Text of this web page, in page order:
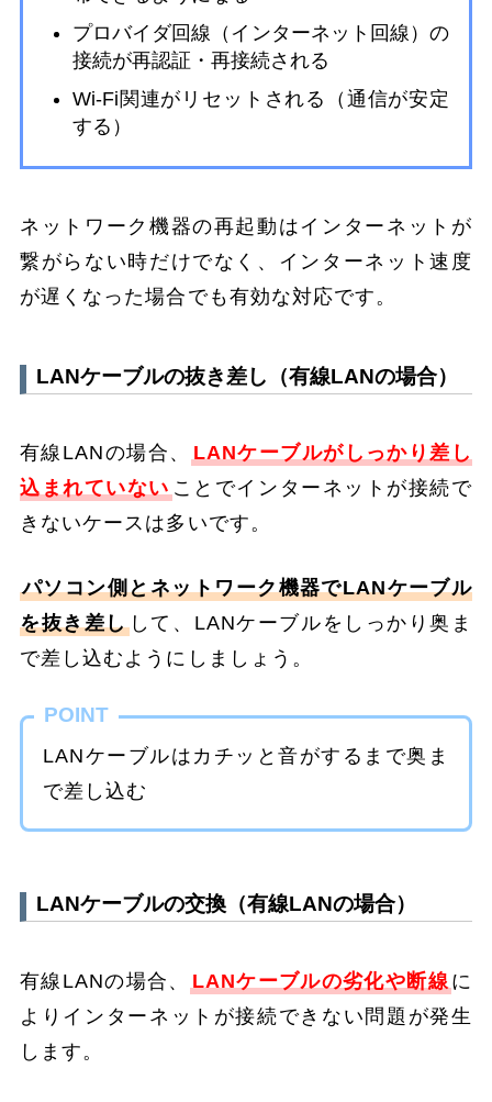
プロバイダ回線（インターネット回線）の
接続が再認証・再接続される
Wi-Fi関連がリセットされる（通信が安定
する）
ネットワーク機器の再起動はインターネットが
繋がらない時だけでなく、インターネット速度
が遅くなった場合でも有効な対応です。
LANケーブルの抜き差し（有線LANの場合）
有線LANの場合、
LANケーブルがしっかり差し
込まれていない ことでインターネットが接続で
きないケースは多いです。
パソコン側とネットワーク機器でLANケーブル
を抜き差しして、LANケーブルをしっかり奥ま
で差し込むようにしましょう。
POINT
LANケーブルはカチッと音がするまで奥ま
で差し込む
LANケーブルの交換（有線LANの場合）
有線LANの場合、 LANケーブルの劣化や断線 に
よりインターネットが接続できない問題が発生
します。